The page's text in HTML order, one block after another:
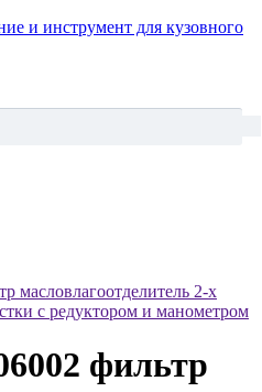
масловлагоотделитель 2-х
с редуктором и манометром
фильтр